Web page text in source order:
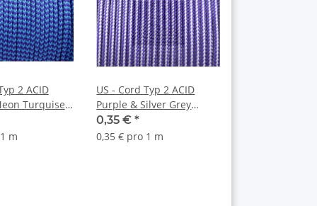
Turquise
m
US - Cord Typ 2 ACID
Purple & Silver Grey
Stripes
0,35 €*
0,35 € pro 1 m